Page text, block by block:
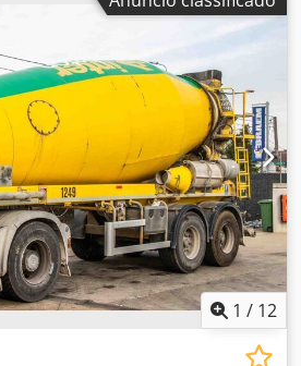
Pneumática Tração: Rodas
útil: 28.280 kg Peso bruto
Dcdspfx Ahrock Marca da
1 / 12